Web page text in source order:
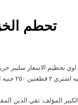
تحطم
تحطيم الاسعار سليبر